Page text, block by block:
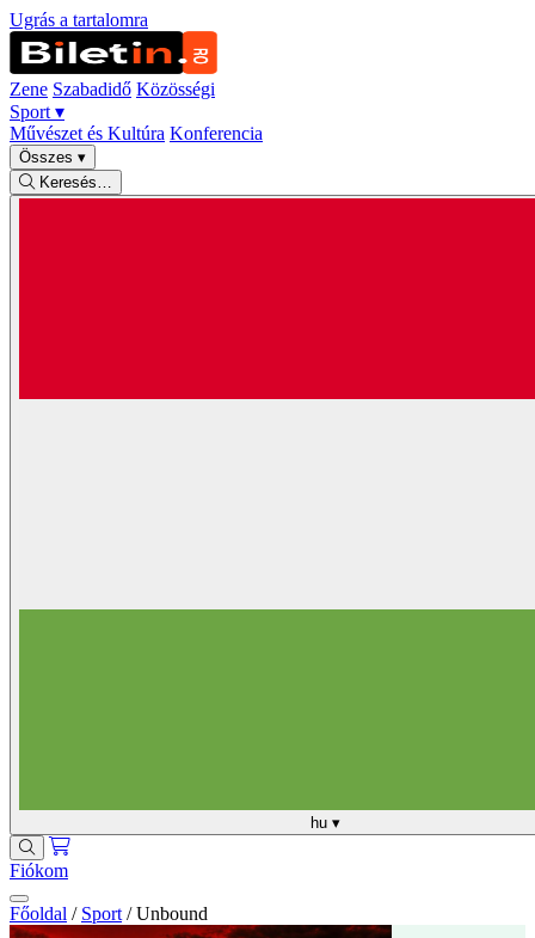
Ugrás a tartalomra
Zene Szabadidő Közösségi
Sport ▾
Művészet és Kultúra Konferencia
Összes ▾
Keresés…
hu ▾
Fiókom
Főoldal / Sport / Unbound